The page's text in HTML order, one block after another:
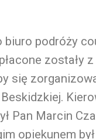
biuro podróży
zostały z
się
Pan Marcin
opiekunem